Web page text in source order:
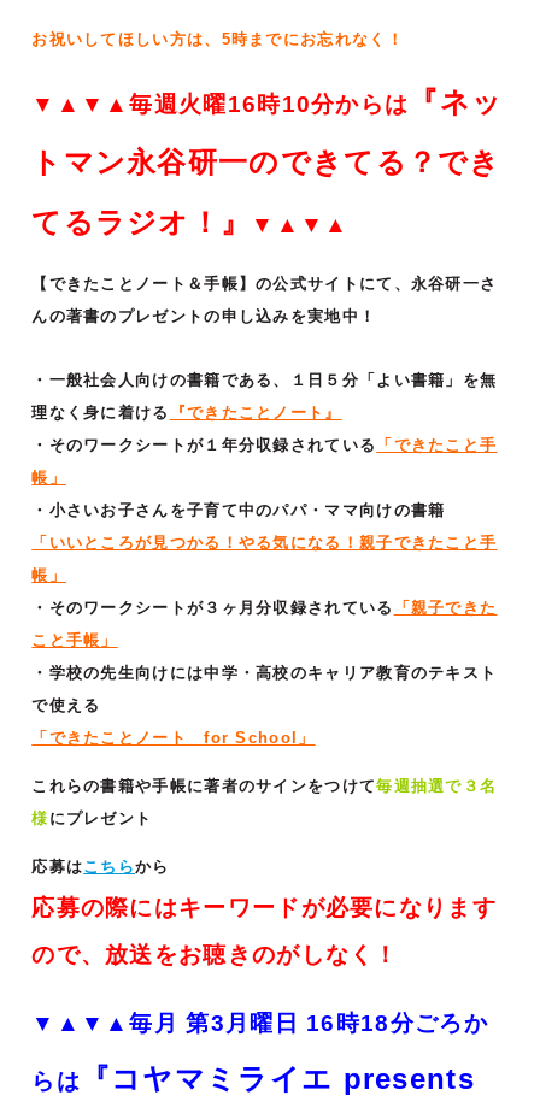
お祝いしてほしい方は、5時までにお忘れなく！
▼▲▼▲毎週火曜16時10分からは
『ネッ
トマン永谷研一のできてる？でき
てるラジオ！』
▼▲▼▲
【できたことノート＆手帳】の公式サイトにて、永谷研一さ
んの著書のプレゼントの申し込みを実地中！
・一般社会人向けの書籍である、１日５分「よい書籍」を無
理なく身に着ける
『できたことノート』
・そのワークシートが１年分収録されている 「できたこと手
帳」
・小さいお子さんを子育て中のパパ・ママ向けの書籍
「いいところが見つかる！やる気になる！親子できたこと手
帳」
・そのワークシートが３ヶ月分収録されている
「親子できた
こと手帳」
・学校の先生向けには中学・高校のキャリア教育のテキスト
で使える
「できたことノート for School」
これらの書籍や手帳に著者のサインをつけて毎週抽選で３名
様 にプレゼント
応募はこちらから
応募の際にはキーワードが必要になります
ので、放送をお聴きのがしなく！
▼▲▼▲毎月 第3月曜日 16時18分ごろか
らは 『コヤマミライエ presents